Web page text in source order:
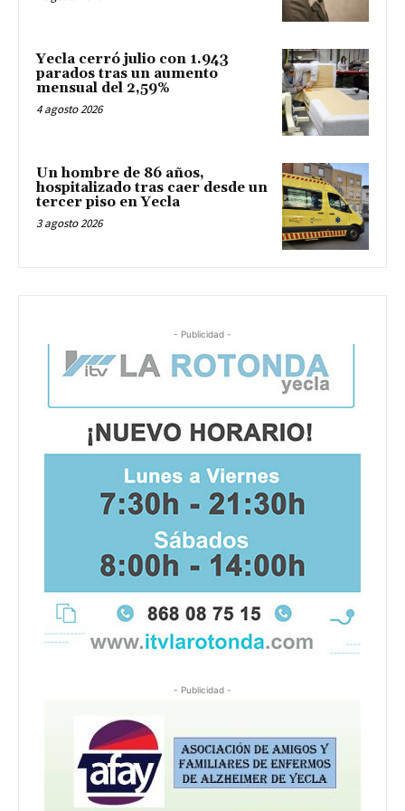
Yecla cerró julio con 1.943
parados tras un aumento
mensual del 2,59%
4 agosto 2026
Un hombre de 86 años,
hospitalizado tras caer desde un
tercer piso en Yecla
3 agosto 2026
- Publicidad -
- Publicidad -